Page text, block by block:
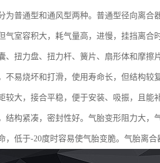
为普通型和通风型两种。普通型径向离
气室容积大，耗气量高，进慢，挂挡离
、扭力盘、扭力杆、簧片、扇形体和摩
不易烧坏和打滑，使用寿命长，但结构较
较大，接合平稳，便于安装、吸振，且
结构紧凑，密封性好。气胎变形阻力大
，低于-20度时容易使气胎变脆。气胎离合